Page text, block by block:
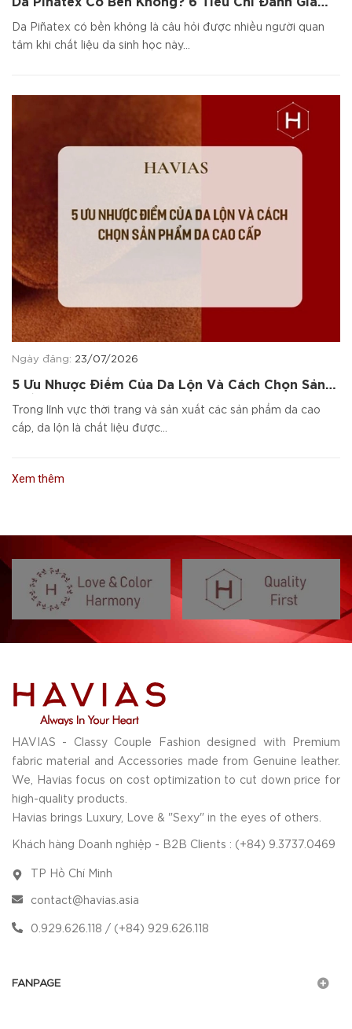
Da Piñatex Có Bền Không? 6 Tiêu Chí Đánh Giá
Chất Liệu
Da Piñatex có bền không là câu hỏi được nhiều người quan
tâm khi chất liệu da sinh học này...
Ngày đăng: 23/07/2026
5 Ưu Nhược Điểm Của Da Lộn Và Cách Chọn Sản
Trong lĩnh vực thời trang và sản xuất các sản phẩm da cao
cấp, da lộn là chất liệu được...
Xem thêm
HAVIAS - Classy Couple Fashion designed with Premium
fabric material and Accessories made from Genuine leather.
We, Havias focus on cost optimization to cut down price for
high-quality products.
Havias brings Luxury, Love & "Sexy" in the eyes of others.
Khách hàng Doanh nghiệp - B2B Clients : (+84) 9.3737.0469
TP Hồ Chí Minh
contact@havias.asia
0.929.626.118 / (+84) 929.626.118
FANPAGE